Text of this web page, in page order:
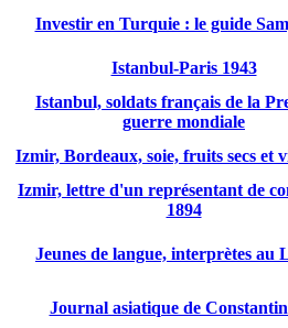
Investir en Turquie : le guide
Istanbul-Paris 1943
Istanbul, soldats français de la
guerre mondiale
Izmir, Bordeaux, soie, fruits secs et
Izmir, lettre d'un représentant de
1894
Jeunes de langue, interprètes au
Journal asiatique de